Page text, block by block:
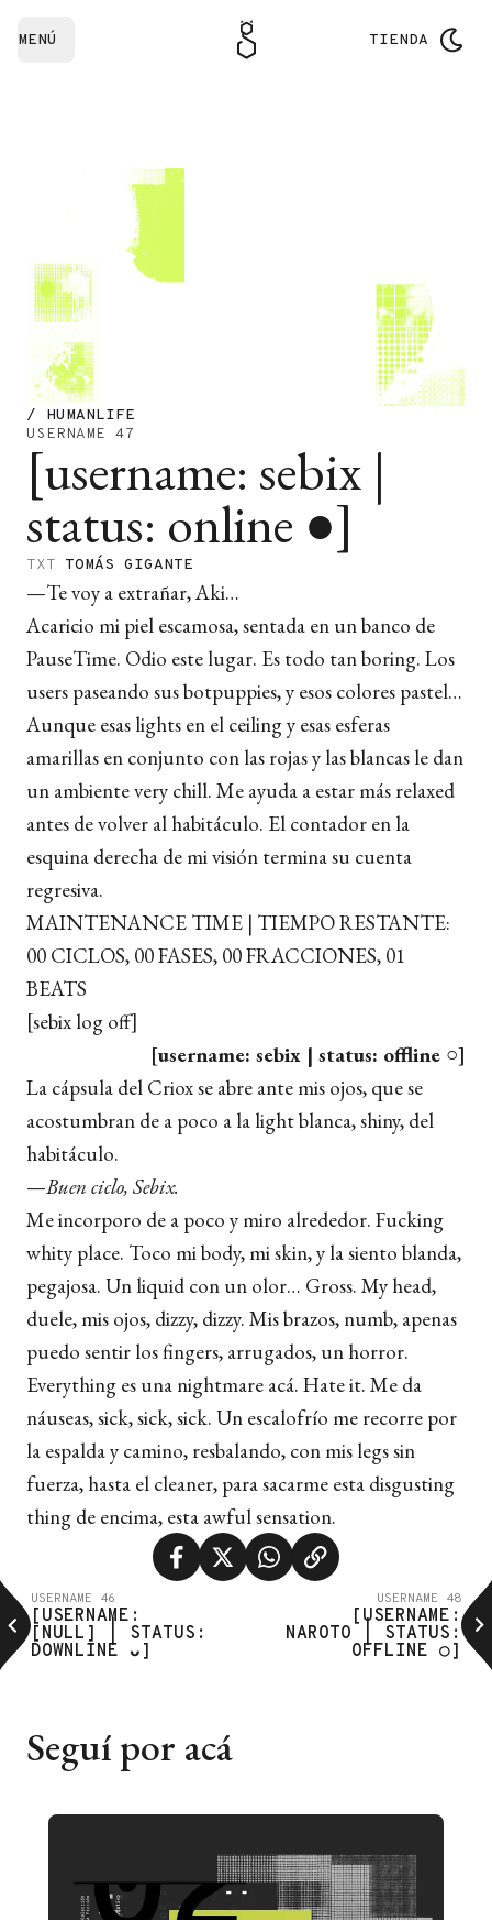
MENÚ TIENDA
/ HUMANLIFE
USERNAME 47
[username: sebix |
status: online ●]
TXT TOMÁS GIGANTE
—Te voy a extrañar, Aki…
Acaricio mi piel escamosa, sentada en un banco de
PauseTime. Odio este lugar. Es todo tan boring. Los
users paseando sus botpuppies, y esos colores pastel…
Aunque esas lights en el ceiling y esas esferas
amarillas en conjunto con las rojas y las blancas le dan
un ambiente very chill. Me ayuda a estar más relaxed
antes de volver al habitáculo. El contador en la
esquina derecha de mi visión termina su cuenta
regresiva.
MAINTENANCE TIME | TIEMPO RESTANTE:
00 CICLOS, 00 FASES, 00 FRACCIONES, 01
BEATS
[sebix log off]
[username: sebix | status: offline ○]
La cápsula del Criox se abre ante mis ojos, que se
acostumbran de a poco a la light blanca, shiny, del
habitáculo.
—Buen ciclo, Sebix.
Me incorporo de a poco y miro alrededor. Fucking
whity place. Toco mi body, mi skin, y la siento blanda,
pegajosa. Un liquid con un olor… Gross. My head,
duele, mis ojos, dizzy, dizzy. Mis brazos, numb, apenas
puedo sentir los fingers, arrugados, un horror.
Everything es una nightmare acá. Hate it. Me da
náuseas, sick, sick, sick. Un escalofrío me recorre por
la espalda y camino, resbalando, con mis legs sin
fuerza, hasta el cleaner, para sacarme esta disgusting
thing de encima, esta awful sensation.
USERNAME 46
[USERNAME:
[NULL] | STATUS:
DOWNLINE ᴗ]
USERNAME 48
[USERNAME:
NAROTO | STATUS:
OFFLINE ○]
Seguí por acá